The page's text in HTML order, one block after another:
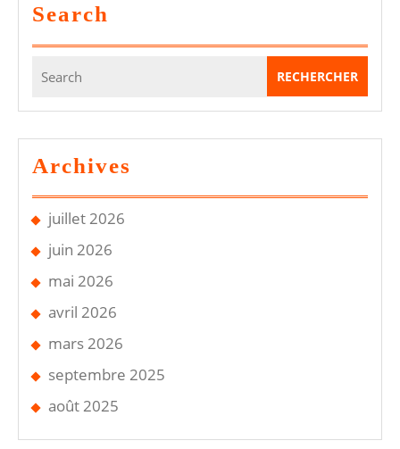
Si
CT
Est
Invalide
Search
for:
Archives
juillet 2026
juin 2026
mai 2026
avril 2026
mars 2026
septembre 2025
août 2025